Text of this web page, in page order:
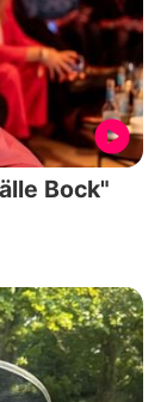
Bock"